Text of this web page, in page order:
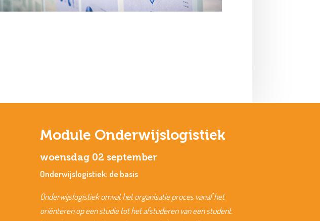
Module Onderwijslogistiek
woensdag 02 september
Onderwijslogistiek: de basis
Onderwijslogistiek omvat het organisatie proces vanaf het
oriënteren op een studie tot het afstuderen van een student.